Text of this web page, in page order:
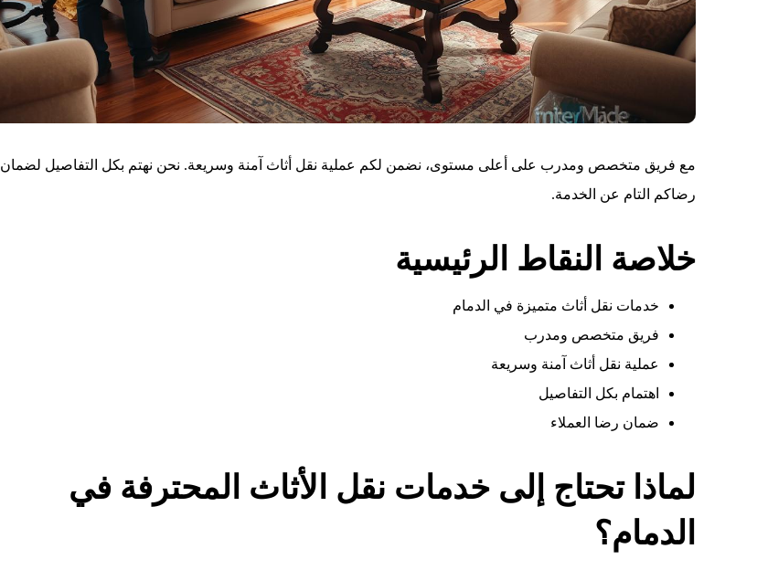
مع فريق متخصص ومدرب على أعلى مستوى، نضمن لكم عملية نقل أثاث آمنة وسريعة. نحن نهتم بكل التفاصيل لضمان
رضاكم التام عن الخدمة.
خلاصة النقاط الرئيسية
خدمات نقل أثاث متميزة في الدمام
فريق متخصص ومدرب
عملية نقل أثاث آمنة وسريعة
اهتمام بكل التفاصيل
ضمان رضا العملاء
لماذا تحتاج إلى خدمات نقل الأثاث المحترفة في
الدمام؟